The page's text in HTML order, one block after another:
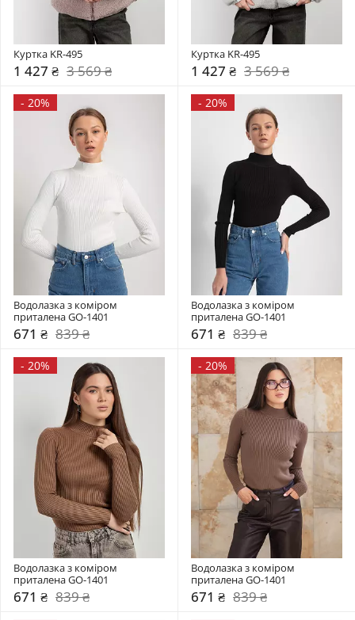
Куртка KR-495
1 427 ₴ 3 569 ₴
Куртка KR-495
1 427 ₴ 3 569 ₴
- 20%
Водолазка з коміром
приталена GO-1401
671 ₴ 839 ₴
- 20%
Водолазка з коміром
приталена GO-1401
671 ₴ 839 ₴
- 20%
Водолазка з коміром
приталена GO-1401
671 ₴ 839 ₴
- 20%
Водолазка з коміром
приталена GO-1401
671 ₴ 839 ₴